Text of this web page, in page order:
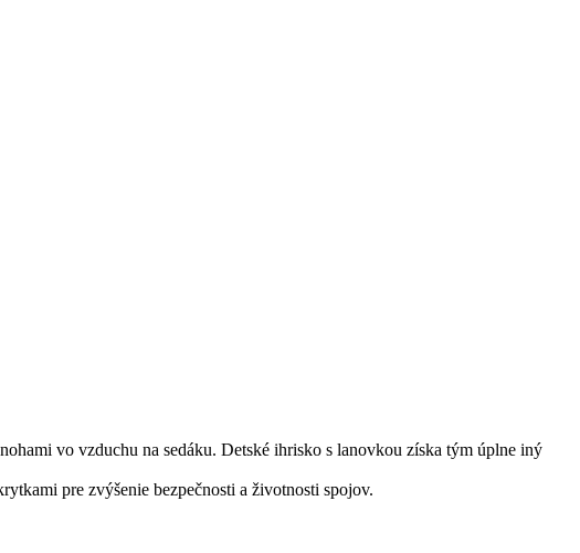
vo vzduchu na sedáku. Detské ihrisko s lanovkou získa tým úplne iný
pre zvýšenie bezpečnosti a životnosti spojov.